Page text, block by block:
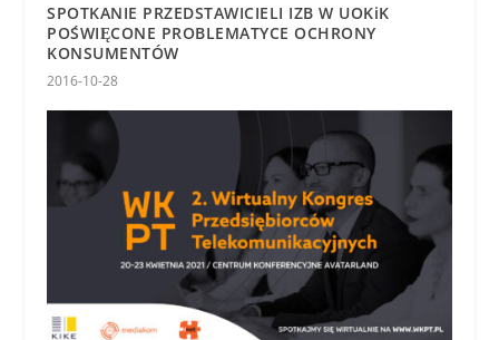
SPOTKANIE PRZEDSTAWICIELI IZB W UOKiK
POŚWIĘCONE PROBLEMATYCE OCHRONY
KONSUMENTÓW
2016-10-28